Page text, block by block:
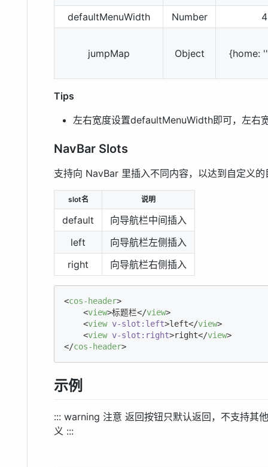
defaultMenuWidth Number
jumpMap Object {home:
Tips
左右宽度设置defaultMenuWidth即可，左右
NavBar Slots
支持向 NavBar 里插入不同内容，以达到自定义的
slot名 说明
default
向导航栏中间插入
left
向导航栏左侧插入
right
向导航栏右侧插入
<cos-header>
<view>标题栏</view>
<view v-slot:left>left</view>
<view v-slot:right>right</view>
</cos-header>
示例
::: warning 注意 返回按钮只默认返回，不支持其
义 :::